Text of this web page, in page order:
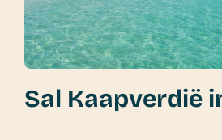
Sal Kaapverdië